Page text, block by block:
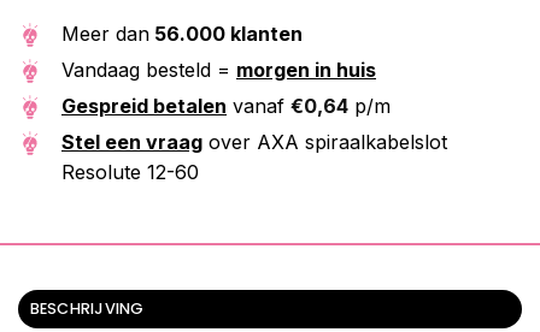
Meer dan 56.000 klanten
Vandaag besteld = morgen in huis
Gespreid betalen vanaf €0,64 p/m
Stel een vraag over AXA spiraalkabelslot
Resolute 12-60
BESCHRIJVING